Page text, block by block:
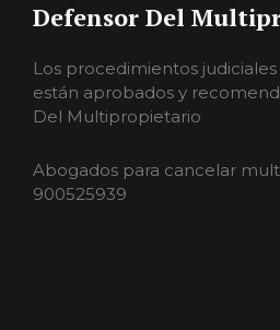
Defensor Del
Los procedimientos
están aprobados y
Del Multipropietario
Abogados para cancelar
900525939